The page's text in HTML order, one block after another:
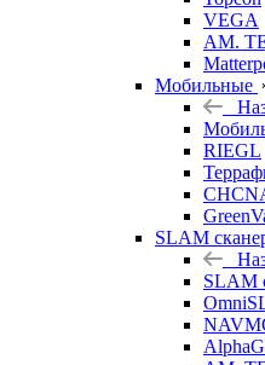
VEGA
AM.
Мобильные
RIEGL
SLAM
SLAM